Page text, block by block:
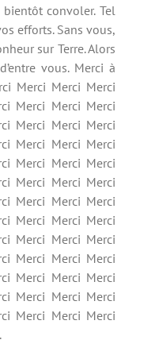
convoler. Tel
efforts. Sans vous,
sur Terre. Alors
vous. Merci à
Merci Merci Merci
Merci Merci Merci
Merci Merci Merci
Merci Merci Merci
Merci Merci Merci
Merci Merci Merci
Merci Merci Merci
Merci Merci Merci
Merci Merci Merci
Merci Merci Merci
Merci Merci Merci
Merci Merci Merci
Merci Merci Merci